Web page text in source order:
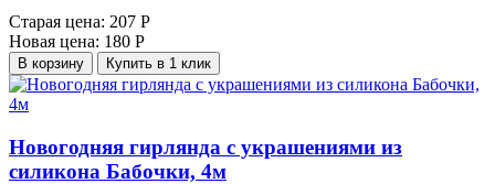
Старая цена: 207 Р
Новая цена: 180 Р
В корзину Купить в 1 клик
Новогодняя гирлянда с украшениями из
силикона Бабочки, 4м